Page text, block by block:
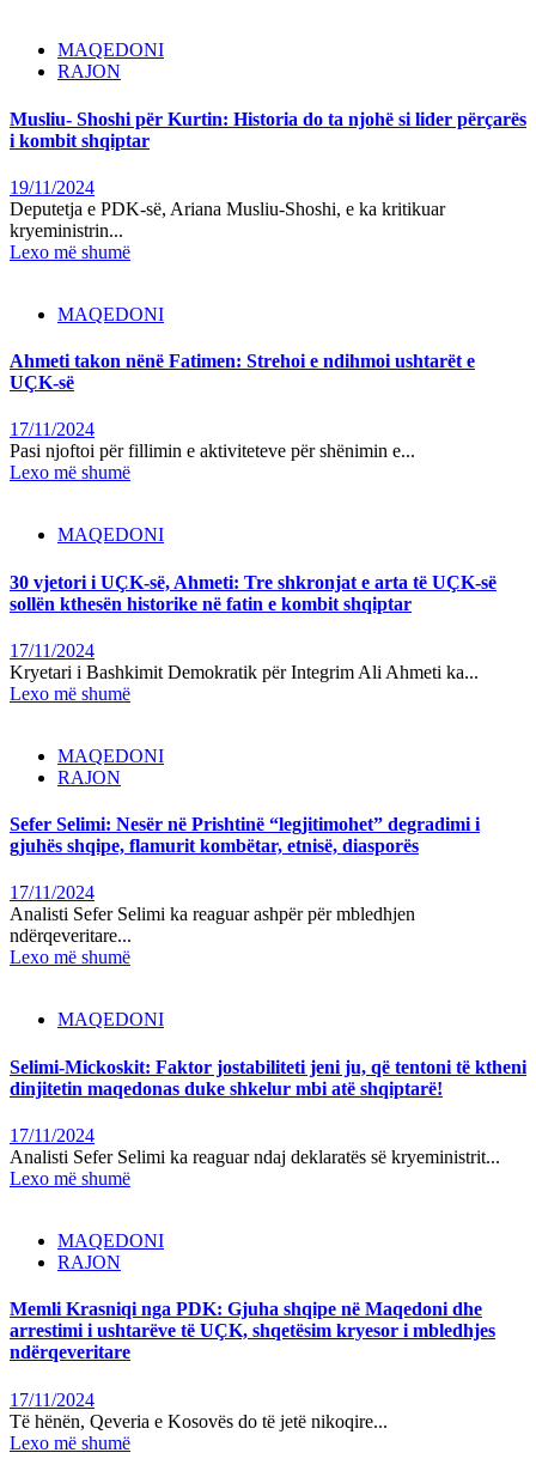
MAQEDONI
RAJON
Musliu- Shoshi për Kurtin: Historia do ta njohë si lider përçarës
i kombit shqiptar
19/11/2024
Deputetja e PDK-së, Ariana Musliu-Shoshi, e ka kritikuar
kryeministrin...
Lexo më shumë
MAQEDONI
Ahmeti takon nënë Fatimen: Strehoi e ndihmoi ushtarët e
UÇK-së
17/11/2024
Pasi njoftoi për fillimin e aktiviteteve për shënimin e...
Lexo më shumë
MAQEDONI
30 vjetori i UÇK-së, Ahmeti: Tre shkronjat e arta të UÇK-së
sollën kthesën historike në fatin e kombit shqiptar
17/11/2024
Kryetari i Bashkimit Demokratik për Integrim Ali Ahmeti ka...
Lexo më shumë
MAQEDONI
RAJON
Sefer Selimi: Nesër në Prishtinë “legjitimohet” degradimi i
gjuhës shqipe, flamurit kombëtar, etnisë, diasporës
17/11/2024
Analisti Sefer Selimi ka reaguar ashpër për mbledhjen
ndërqeveritare...
Lexo më shumë
MAQEDONI
Selimi-Mickoskit: Faktor jostabiliteti jeni ju, që tentoni të ktheni
dinjitetin maqedonas duke shkelur mbi atë shqiptarë!
17/11/2024
Analisti Sefer Selimi ka reaguar ndaj deklaratës së kryeministrit...
Lexo më shumë
MAQEDONI
RAJON
Memli Krasniqi nga PDK: Gjuha shqipe në Maqedoni dhe
arrestimi i ushtarëve të UÇK, shqetësim kryesor i mbledhjes
ndërqeveritare
17/11/2024
Të hënën, Qeveria e Kosovës do të jetë nikoqire...
Lexo më shumë